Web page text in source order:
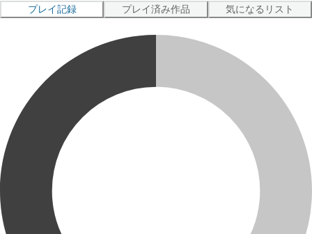
プレイ記録 プレイ済み作品 気になるリスト